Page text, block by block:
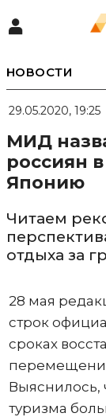
НОВОСТИ
29.05.2020, 19:25
МИД
россиян
Японию
Читаем
отдыха за
28 мая
строк
сроках
Выяснилось,
туризма